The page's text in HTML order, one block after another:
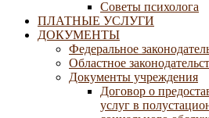
Советы психолога
ПЛАТНЫЕ УСЛУГИ
ДОКУМЕНТЫ
Федеральное
Областное
Документы учреждения
Договор о
услуг в